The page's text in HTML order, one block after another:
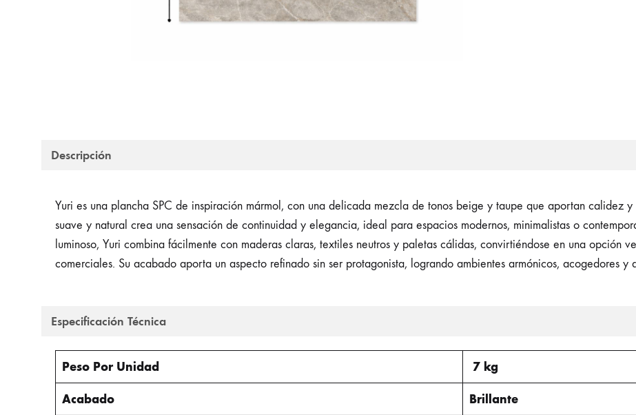
Descripción
Yuri es una plancha SPC de inspiración mármol, con una delicada mezcla de tonos beige y taupe que aportan calidez
suave y natural crea una sensación de continuidad y elegancia, ideal para espacios modernos, minimalistas o
luminoso, Yuri combina fácilmente con maderas claras, textiles neutros y paletas cálidas, convirtiéndose en una opción
comerciales. Su acabado aporta un aspecto refinado sin ser protagonista, logrando ambientes armónicos, acogedores y
Especificación Técnica
Peso Por Unidad 7 kg
Acabado Brillante